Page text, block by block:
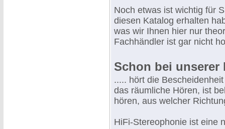
Noch etwas ist wichtig für
diesen Katalog erhalten
was wir Ihnen hier nur
Fachhändler ist gar nicht
Schon bei unserer
..... hört die
das räumliche Hören, ist
hören, aus welcher
HiFi-Stereophonie ist eine